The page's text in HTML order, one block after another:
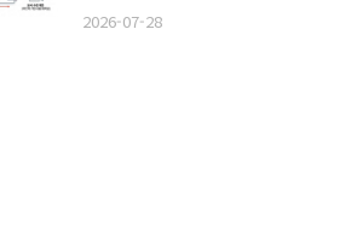
2026-07-28